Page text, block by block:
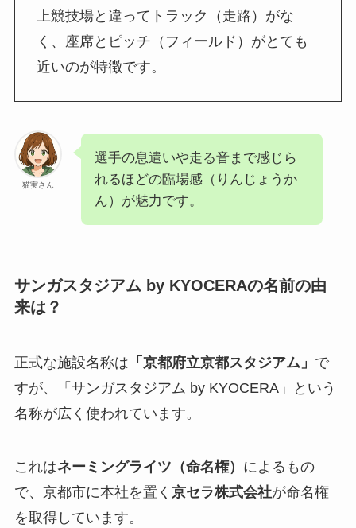
上競技場と違ってトラック（走路）がな
く、座席とピッチ（フィールド）がとても
近いのが特徴です。
猫実さん
選手の息遣いや走る音まで感じら
れるほどの臨場感（りんじょうか
ん）が魅力です。
サンガスタジアム by KYOCERAの名前の由
来は？
正式な施設名称は 「京都府立京都スタジアム」 で
すが、「サンガスタジアム by KYOCERA」という
名称が広く使われています。
これはネーミングライツ（命名権） によるもの
で、京都市に本社を置く 京セラ株式会社が命名権
を取得しています。